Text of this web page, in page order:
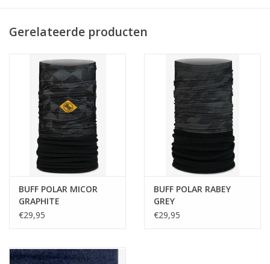
Gerelateerde producten
BUFF POLAR MICOR
GRAPHITE
€29,95
BUFF POLAR RABEY
GREY
€29,95